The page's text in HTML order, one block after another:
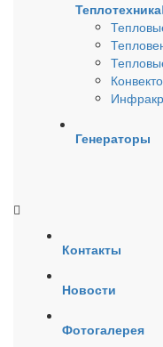
Теплотехника
Генераторы
Контакты
Новости
Фотогалерея